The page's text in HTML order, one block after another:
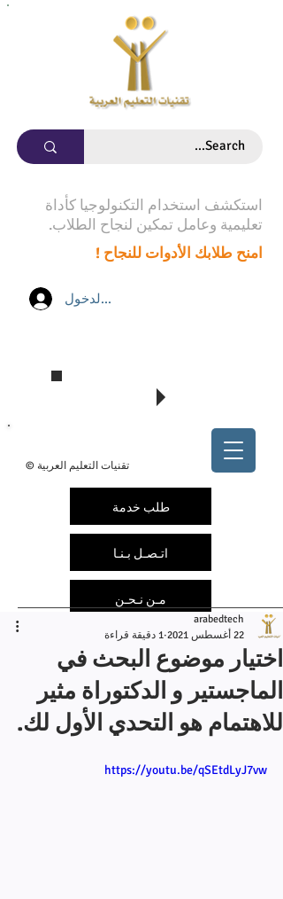
© تقنيات التعليم العربية
طلب خدمة
اتـصـل بـنـا
مـن نـحـن
استكشف استخدام التكنولوجيا كأداة
تعليمية وعامل تمكين لنجاح الطلاب.
امنح طلابك الأدوات للنجاح !
تسجيل الدخول
تابع
اختيار موضوع البحث في
الماجستير و الدكتوراة مثير
للاهتمام هو التحدي الأول لك.
arabedtech
22 أغسطس 2021
1 دقيقة قراءة
https://youtu.be/qSEtdLyJ7vw